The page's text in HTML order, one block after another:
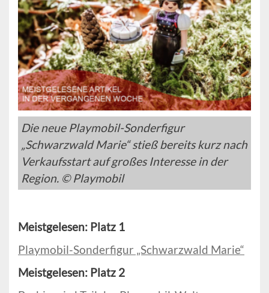
Die neue Playmobil-Sonderfigur
„Schwarzwald Marie“ stieß bereits kurz nach
Verkaufsstart auf großes Interesse in der
Region. © Playmobil
Meistgelesen: Platz 1
Playmobil-Sonderfigur „Schwarzwald Marie“
Meistgelesen: Platz 2